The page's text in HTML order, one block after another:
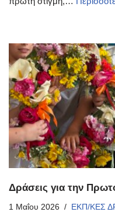
Δράσεις για την
1 Μαΐου 2026 ΕΚΠ/ΚΕΣ